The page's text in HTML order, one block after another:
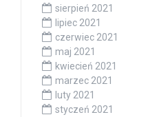
sierpień 2021
lipiec 2021
czerwiec 2021
maj 2021
kwiecień 2021
marzec 2021
luty 2021
styczeń 2021